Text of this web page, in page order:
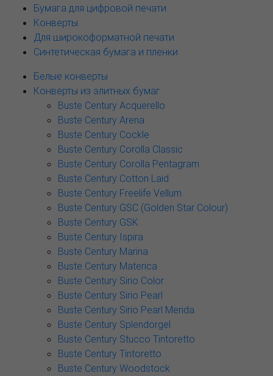
Бумага для цифровой печати
Конверты
Для широкоформатной печати
Синтетическая бумага и пленки
Белые конверты
Конверты из элитных бумаг
Buste Century Acquerello
Buste Century Arena
Buste Century Cockle
Buste Century Corolla Classic
Buste Century Corolla Pentagram
Buste Century Cotton Laid
Buste Century Freelife Vellum
Buste Century GSC (Golden Star Colour)
Buste Century GSK
Buste Century Ispira
Buste Century Marina
Buste Century Materica
Buste Century Sirio Color
Buste Century Sirio Pearl
Buste Century Sirio Pearl Merida
Buste Century Splendorgel
Buste Century Stucco Tintoretto
Buste Century Tintoretto
Buste Century Woodstock